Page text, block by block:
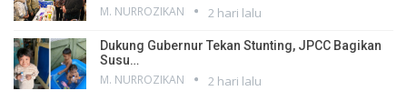
M. NURROZIKAN 2 hari lalu
Dukung Gubernur Tekan Stunting, JPCC Bagikan
Susu…
M. NURROZIKAN 2 hari lalu